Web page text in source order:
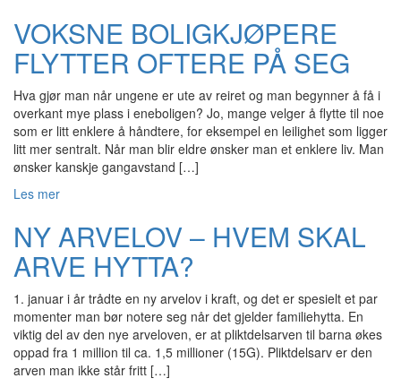
VOKSNE BOLIGKJØPERE
FLYTTER OFTERE PÅ SEG
Hva gjør man når ungene er ute av reiret og man begynner å få i
overkant mye plass i eneboligen? Jo, mange velger å flytte til noe
som er litt enklere å håndtere, for eksempel en leilighet som ligger
litt mer sentralt. Når man blir eldre ønsker man et enklere liv. Man
ønsker kanskje gangavstand […]
Les mer
NY ARVELOV – HVEM SKAL
ARVE HYTTA?
1. januar i år trådte en ny arvelov i kraft, og det er spesielt et par
momenter man bør notere seg når det gjelder familiehytta. En
viktig del av den nye arveloven, er at pliktdelsarven til barna økes
oppad fra 1 million til ca. 1,5 millioner (15G). Pliktdelsarv er den
arven man ikke står fritt […]